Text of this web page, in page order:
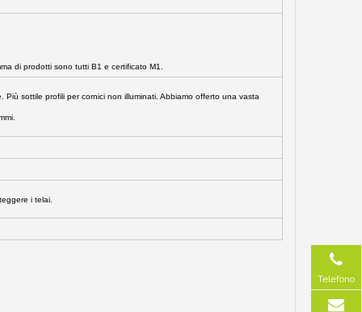
di prodotti sono tutti B1 e certificato M1.
sottile profili per cornici non illuminati. Abbiamo offerto una vasta
i telai.
Telefono